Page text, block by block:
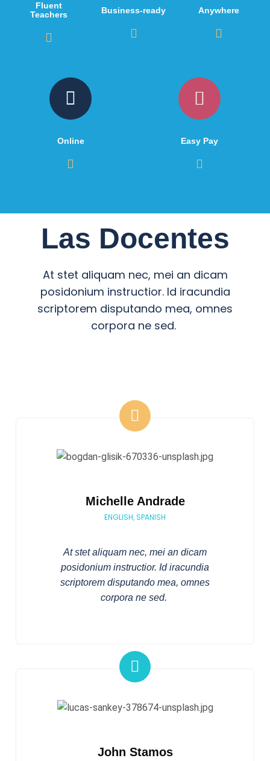
Fluent
Teachers
Business-ready Anywhere
Online Easy Pay
Las Docentes
At stet aliquam nec, mei an dicam
posidonium instructior. Id iracundia
scriptorem disputando mea, omnes
corpora ne sed.
Michelle Andrade
ENGLISH, SPANISH
At stet aliquam nec, mei an dicam
posidonium instructior. Id iracundia
scriptorem disputando mea, omnes
corpora ne sed.
John Stamos